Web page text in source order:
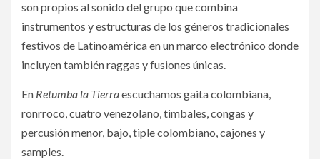
son propios al sonido del grupo que combina
instrumentos y estructuras de los géneros tradicionales
festivos de Latinoamérica en un marco electrónico donde
incluyen también raggas y fusiones únicas.
En Retumba la Tierraescuchamos gaita colombiana,
ronrroco, cuatro venezolano, timbales, congas y
percusión menor, bajo, tiple colombiano, cajones y
samples.